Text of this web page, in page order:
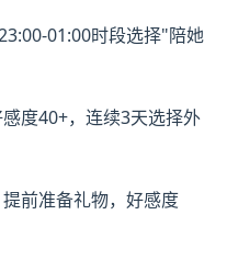
01:00时段选择"陪她
度40+，连续3天选择外
前准备礼物，好感度